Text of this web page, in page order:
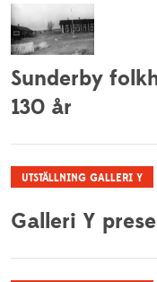
Sunderby
130 år
UTSTÄLLNING GALLERI Y
Galleri Y